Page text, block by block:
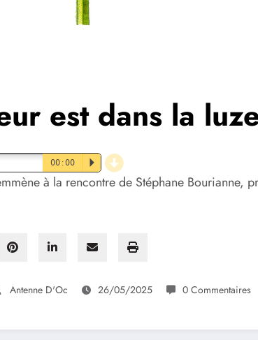
est dans la
00:00 P d
à la rencontre de Stéphane Bourianne,
Antenne D'Oc 26/05/2025 0 Commentaires